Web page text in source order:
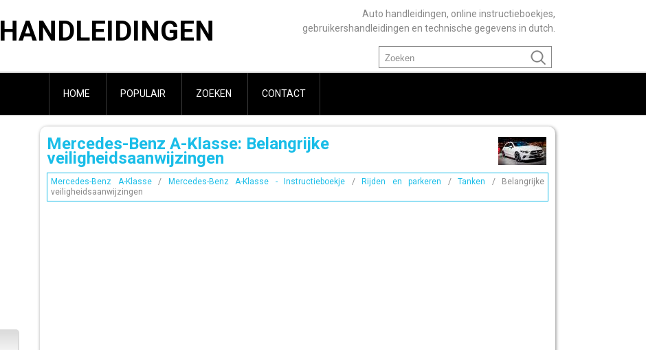
HANDLEIDINGEN
Auto handleidingen, online instructieboekjes,
gebruikershandleidingen en technische gegevens in dutch.
HOME POPULAIR ZOEKEN CONTACT
Mercedes-Benz A-Klasse: Belangrijke
veiligheidsaanwijzingen
Mercedes-Benz A-Klasse/ Mercedes-Benz A-Klasse - Instructieboekje / Rijden en parkeren / Tanken / Belangrijke
veiligheidsaanwijzingen